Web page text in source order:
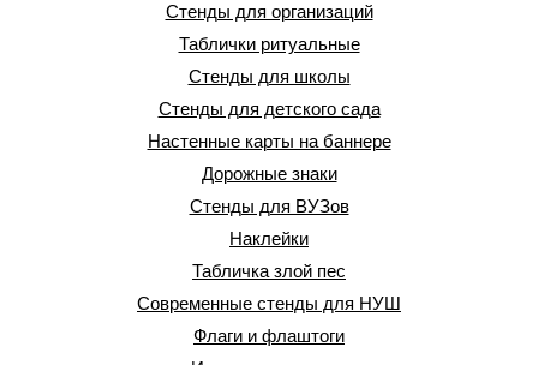
Стенды для организаций
Таблички ритуальные
Стенды для школы
Стенды для детского сада
Настенные карты на баннере
Дорожные знаки
Стенды для ВУЗов
Наклейки
Табличка злой пес
Современные стенды для НУШ
Флаги и флаштоги